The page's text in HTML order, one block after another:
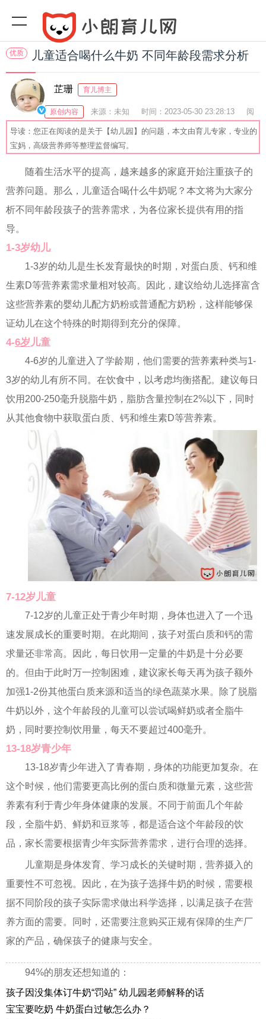
优质 儿童适合喝什么牛奶 不同年龄段需求分析
芷珊 育儿博主
原创内容 来源：未知 时间：2023-05-30 23:28:13 阅
读() 收藏：37 分享：80 爆
导读：您正在阅读的是关于【幼儿园】的问题，本文由育儿专家，专业的
宝妈，高级营养师等整理监督编写。
随着生活水平的提高，越来越多的家庭开始注重孩子的
营养问题。那么，儿童适合喝什么牛奶呢？本文将为大家分
析不同年龄段孩子的营养需求，为各位家长提供有用的指
导。
1-3岁幼儿
1-3岁的幼儿是生长发育最快的时期，对蛋白质、钙和维
生素D等营养素需求量相对较高。因此，建议给幼儿选择富含
这些营养素的婴幼儿配方奶粉或普通配方奶粉，这样能够保
证幼儿在这个特殊的时期得到充分的保障。
4-6岁儿童
4-6岁的儿童进入了学龄期，他们需要的营养素种类与1-
3岁的幼儿有所不同。在饮食中，以考虑均衡搭配。建议每日
饮用200-250毫升脱脂牛奶，脂肪含量控制在2%以下，同时
从其他食物中获取蛋白质、钙和维生素D等营养素。
7-12岁儿童
7-12岁的儿童正处于青少年时期，身体也进入了一个迅
速发展成长的重要时期。在此期间，孩子对蛋白质和钙的需
求量还非常高。因此，每日饮用一定量的牛奶是十分必要
的。但由于此时万一控制困难，建议家长每天再为孩子额外
加强1-2份其他蛋白质来源和适当的绿色蔬菜水果。除了脱脂
牛奶以外，这个年龄段的儿童可以尝试喝鲜奶或者全脂牛
奶，同时要控制饮用量，每天不要超过400毫升。
13-18岁青少年
13-18岁青少年进入了青春期，身体的功能更加复杂。在
这个时候，他们需要更高比例的蛋白质和微量元素，这些营
养素有利于青少年身体健康的发展。不同于前面几个年龄
段，全脂牛奶、鲜奶和豆浆等，都是适合这个年龄段的饮
品，家长需要根据青少年实际营养需求，进行合理的选择。
儿童期是身体发育、学习成长的关键时期，营养摄入的
重要性不可忽视。因此，在为孩子选择牛奶的时候，需要根
据不同阶段的孩子实际需求做出科学选择，以满足孩子在营
养方面的需要。同时，还需要注意购买正规有保障的生产厂
家的产品，确保孩子的健康与安全。
94%的朋友还想知道的：
孩子因没集体订牛奶“罚站” 幼儿园老师解释的话
宝宝要吃奶 牛奶蛋白过敏怎么办？